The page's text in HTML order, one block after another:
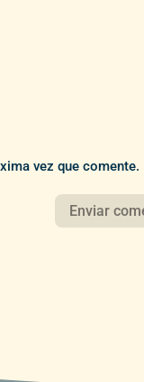
vez que comente.